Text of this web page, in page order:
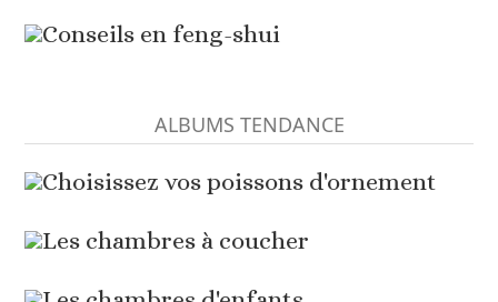
Conseils en feng-shui
ALBUMS TENDANCE
Choisissez vos poissons d'ornement
Les chambres à coucher